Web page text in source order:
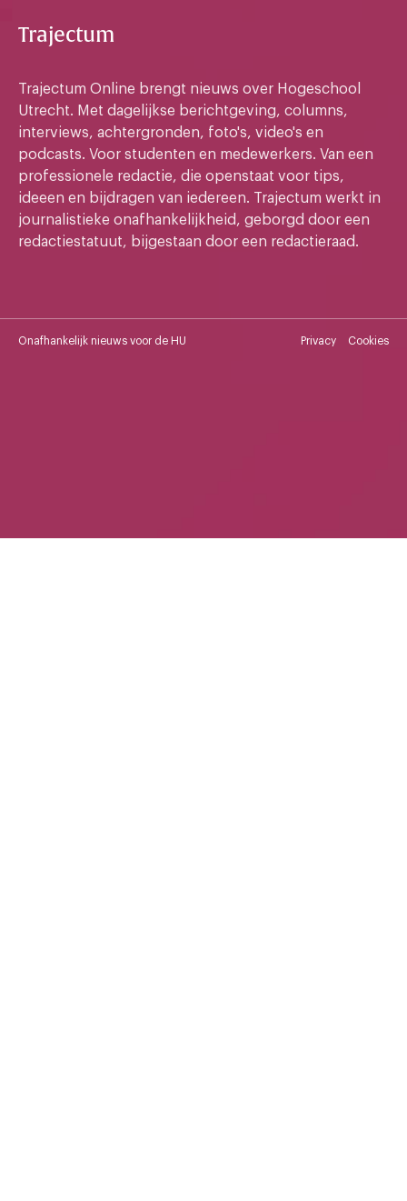
Trajectum
Trajectum Online brengt nieuws over Hogeschool
Utrecht. Met dagelijkse berichtgeving, columns,
interviews, achtergronden, foto's, video's en
podcasts. Voor studenten en medewerkers. Van een
professionele redactie, die openstaat voor tips,
ideeen en bijdragen van iedereen. Trajectum werkt in
journalistieke onafhankelijkheid, geborgd door een
redactiestatuut, bijgestaan door een redactieraad.
Onafhankelijk nieuws voor de HU Privacy Cookies